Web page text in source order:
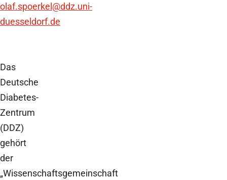
olaf.spoerkel@ddz.uni-
duesseldorf.de
Das
Deutsche
Diabetes-
Zentrum
(DDZ)
gehört
der
„Wissenschaftsgemeinschaft